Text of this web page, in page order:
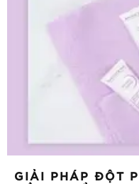
GIẢI PHÁP ĐỘT